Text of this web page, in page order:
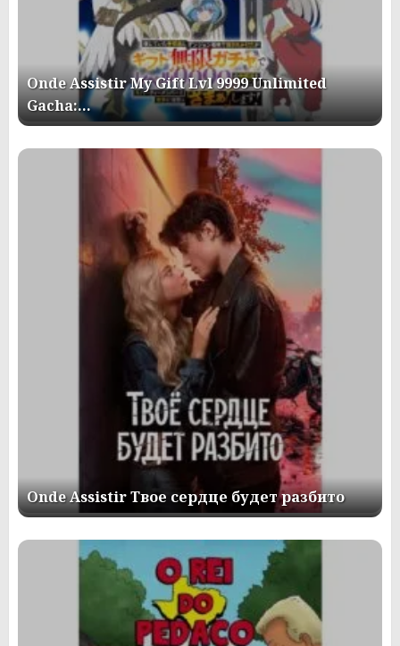
Onde Assistir My Gift Lvl 9999 Unlimited
Gacha:…
Onde Assistir Твое сердце будет разбито